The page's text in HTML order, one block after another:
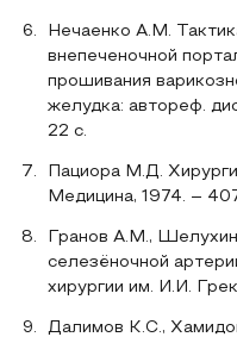
Нечаенко А.М.
внепеченочной
прошивания
желудка: автореф.
22 с.
Пациора М.Д.
Медицина, 1974. –
Гранов A.M.,
селезёночной
хирургии им. И.И.
Далимов К.С.,